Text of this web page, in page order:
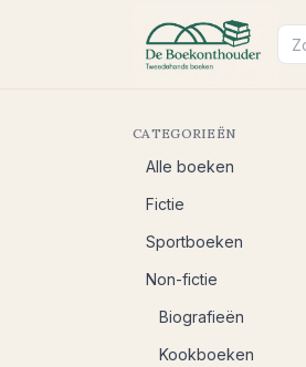
CATEGORIEËN
Alle boeken
Fictie
Sportboeken
Non-fictie
Biografieën
Kookboeken